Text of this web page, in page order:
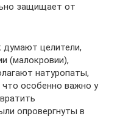
защищает от
думают целители,
(малокровии),
натуропаты,
что особенно важно у
опровергнуты в